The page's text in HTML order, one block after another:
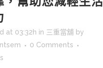
at 03:32h in 三重當舖 by
0 Comments